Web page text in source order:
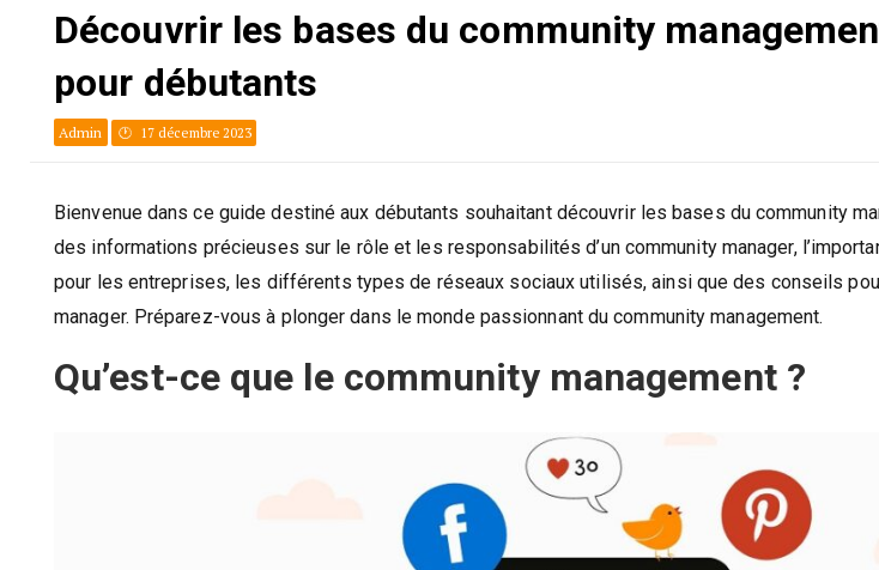
Découvrir les bases du community
pour débutants
Admin 17 décembre 2023
Bienvenue dans ce guide destiné aux débutants souhaitant découvrir les bases du community
des informations précieuses sur le rôle et les responsabilités d’un community manager,
pour les entreprises, les différents types de réseaux sociaux utilisés, ainsi que des conseils
manager. Préparez-vous à plonger dans le monde passionnant du community management.
Qu’est-ce que le community management ?